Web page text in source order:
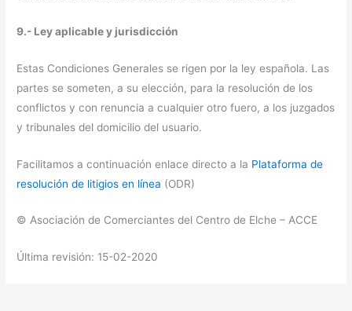
9.- Ley aplicable y jurisdicción
Estas Condiciones Generales se rigen por la ley española. Las
partes se someten, a su elección, para la resolución de los
conflictos y con renuncia a cualquier otro fuero, a los juzgados
y tribunales del domicilio del usuario.
Facilitamos a continuación enlace directo a la Plataforma de
resolución de litigios en línea (ODR)
© Asociación de Comerciantes del Centro de Elche – ACCE
Última revisión: 15-02-2020